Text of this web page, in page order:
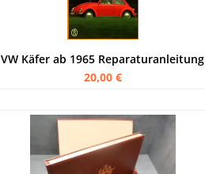
VW Käfer ab 1965 Reparaturanleitung
20,00 €